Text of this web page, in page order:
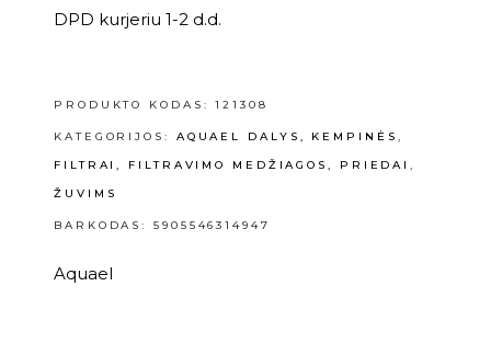
DPD kurjeriu 1-2 d.d.
PRODUKTO KODAS:121308
KATEGORIJOS: AQUAEL DALYS, KEMPINĖS ,
FILTRAI, FILTRAVIMO MEDŽIAGOS, PRIEDAI,
ŽUVIMS
BARKODAS: 5905546314947
Aquael